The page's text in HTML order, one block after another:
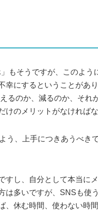
もそうですが、このよう
幸にするということがあ
るのか、減るのか、それ
けのメリットがなければ
、上手につきあうべき
し、自分として本当に
は多いですが、SNSも使
、休む時間、使わない時